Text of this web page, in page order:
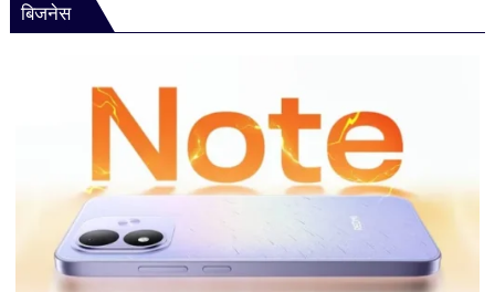
कर
तारीख,
और
व्रत
बिजनेस